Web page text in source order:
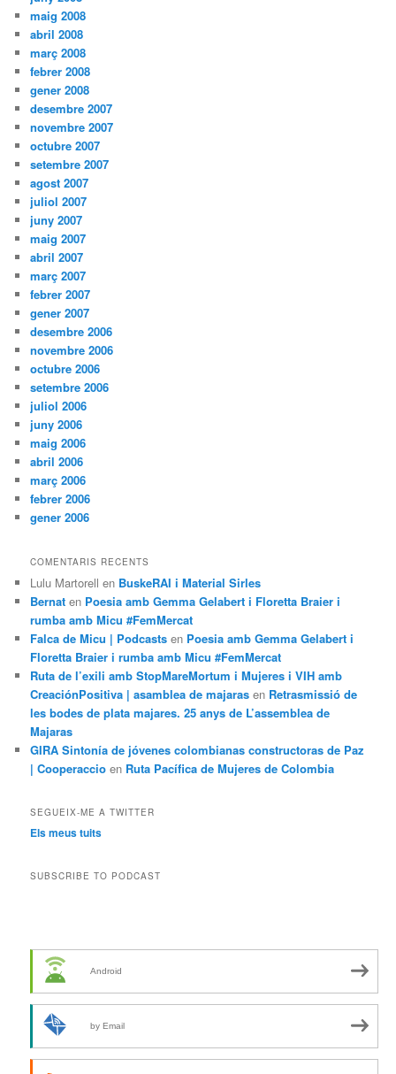
maig 2008
abril 2008
març 2008
febrer 2008
gener 2008
desembre 2007
novembre 2007
octubre 2007
setembre 2007
agost 2007
juliol 2007
juny 2007
maig 2007
abril 2007
març 2007
febrer 2007
gener 2007
desembre 2006
novembre 2006
octubre 2006
setembre 2006
juliol 2006
juny 2006
maig 2006
abril 2006
març 2006
febrer 2006
gener 2006
COMENTARIS RECENTS
Lulu Martorell en BuskeRAI i Material Sirles
Bernat en Poesia amb Gemma Gelabert i Floretta Braier i
rumba amb Micu #FemMercat
Falca de Micu | Podcasts en Poesia amb Gemma Gelabert i
Floretta Braier i rumba amb Micu #FemMercat
Ruta de l’exili amb StopMareMortum i Mujeres i VIH amb
CreaciónPositiva | asamblea de majaras en Retrasmissió de
les bodes de plata majares. 25 anys de L’assemblea de
Majaras
GIRA Sintonía de jóvenes colombianas constructoras de Paz
| Cooperaccio en Ruta Pacífica de Mujeres de Colombia
SEGUEIX-ME A TWITTER
Els meus tuits
SUBSCRIBE TO PODCAST
Android
by Email